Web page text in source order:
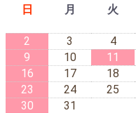
日
月 火
2
3 4
9
10 11
16
17 18
23
24 25
30
31